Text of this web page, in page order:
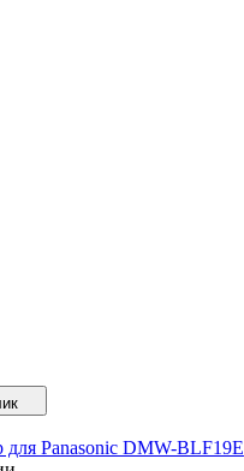
для Panasonic DMW-BLF19E